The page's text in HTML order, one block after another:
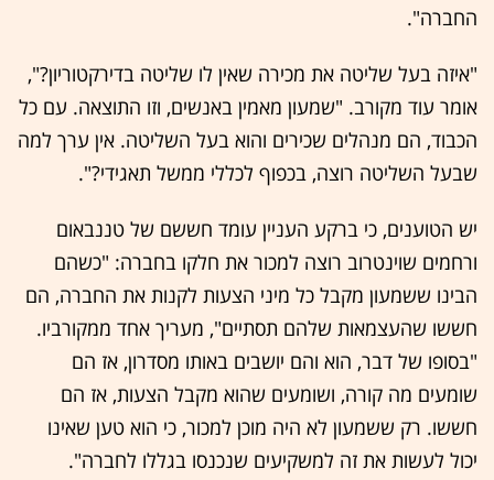
החברה".
"איזה בעל שליטה את מכירה שאין לו שליטה בדירקטוריון?",
אומר עוד מקורב. "שמעון מאמין באנשים, וזו התוצאה. עם כל
הכבוד, הם מנהלים שכירים והוא בעל השליטה. אין ערך למה
שבעל השליטה רוצה, בכפוף לכללי ממשל תאגידי?".
יש הטוענים, כי ברקע העניין עומד חששם של טננבאום
ורחמים שוינטרוב רוצה למכור את חלקו בחברה: "כשהם
הבינו ששמעון מקבל כל מיני הצעות לקנות את החברה, הם
חששו שהעצמאות שלהם תסתיים", מעריך אחד ממקורביו.
"בסופו של דבר, הוא והם יושבים באותו מסדרון, אז הם
שומעים מה קורה, ושומעים שהוא מקבל הצעות, אז הם
חששו. רק ששמעון לא היה מוכן למכור, כי הוא טען שאינו
יכול לעשות את זה למשקיעים שנכנסו בגללו לחברה".